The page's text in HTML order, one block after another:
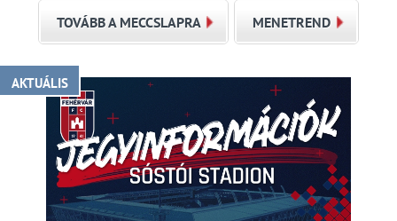
TOVÁBB A MECCSLAPRA MENETREND
AKTUÁLIS